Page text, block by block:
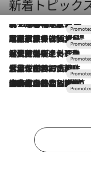
新着トピック
2026.8.7
【トンボの足水浴】ヒノキの香りに包まれて涼感マックス！約13℃の湧水かけ流しを避暑地「星野温泉 トンボの湯」で体験
2026.7.31
【ホテル帰省】という選択肢をOMOが提案。家族とほどよい距離を保つには「昼は実家、夜は気兼ねなくホテルで！」
2026.7.24
【夏限定ディナーコース】旬を迎える稚鮎や花ズッキーニなどをイタリア・トスカーナの郷土料理の手法で満喫！
2026.7.17
「土佐和ハーブかき氷」がOMO7高知に登場！生姜、山椒、大葉など目にも舌にも涼を呼ぶ郷土の味
2026.7.10
NEW OPEN！【界 草津】名湯の地に誕生。趣の異なる2種の温泉と上州ならではの会席・蕎麦割烹など美食を味わう究極の癒やし旅